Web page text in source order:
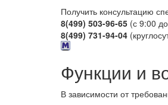
Получить консультацию
8(499) 503-96-65 (с 9:00
8(499) 731-94-04
Функции и
В зависимости от